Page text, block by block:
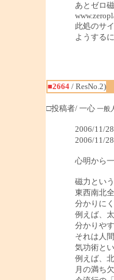
あとゼロ
此処のサ
ようする
■2664/ ResNo.2)
□投稿者/ 一心 一般
2006/11/
2006/11/
心明から
磁力とい
東西南北
分かりに
例えば、
分かりや
それは人
気功術と
例えば、
月の満ち